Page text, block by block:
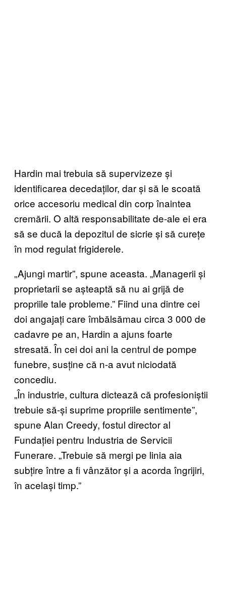
Hardin mai trebuia să supervizeze și
identificarea decedaților, dar și să le scoată
orice accesoriu medical din corp înaintea
cremării. O altă responsabilitate de-ale ei era
să se ducă la depozitul de sicrie și să curețe
în mod regulat frigiderele.
„Ajungi martir”, spune aceasta. „Managerii și
proprietarii se așteaptă să nu ai grijă de
propriile tale probleme.” Fiind una dintre cei
doi angajați care îmbălsămau circa 3 000 de
cadavre pe an, Hardin a ajuns foarte
stresată. În cei doi ani la centrul de pompe
funebre, susține că n-a avut niciodată
concediu.
„În industrie, cultura dictează că profesioniștii
trebuie să-și suprime propriile sentimente”,
spune Alan Creedy, fostul director al
Fundației pentru Industria de Servicii
Funerare. „Trebuie să mergi pe linia aia
subțire între a fi vânzător și a acorda îngrijiri,
în același timp.”